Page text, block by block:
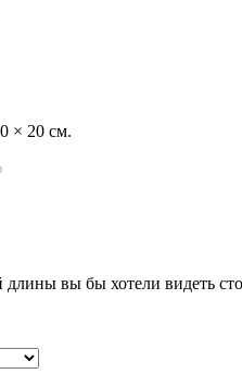
× 20 см.
длины вы бы хотели видеть